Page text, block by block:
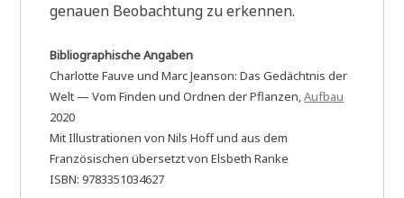
genauen Beobachtung zu erkennen.
Bibliographische Angaben
Charlotte Fauve und Marc Jeanson: Das Gedächtnis der
Welt — Vom Finden und Ordnen der Pflanzen,Aufbau
2020
Mit Illustrationen von Nils Hoff und aus dem
Französischen übersetzt von Elsbeth Ranke
ISBN: 9783351034627